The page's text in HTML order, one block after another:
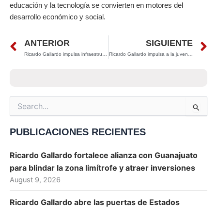
educación y la tecnología se convierten en motores del
desarrollo económico y social.
Prev
ANTERIOR SIGUIENTE
Search
for:
PUBLICACIONES RECIENTES
Ricardo Gallardo fortalece alianza con Guanajuato
para blindar la zona limítrofe y atraer inversiones
August 9, 2026
Ricardo Gallardo abre las puertas de Estados